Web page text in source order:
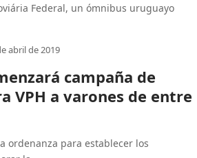
Federal, un ómnibus uruguayo
abril de 2019
campaña de
VPH a varones de entre
ordenanza para establecer los